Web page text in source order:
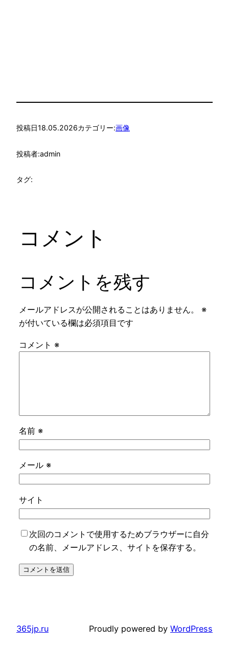
投稿日18.05.2026カテゴリー:画像
投稿者:admin
タグ:
コメント
コメントを残す
メールアドレスが公開されることはありません。
※
が付いている欄は必須項目です
コメント ※
名前 ※
メール ※
サイト
次回のコメントで使用するためブラウザーに自分
の名前、メールアドレス、サイトを保存する。
365jp.ru Proudly powered by WordPress